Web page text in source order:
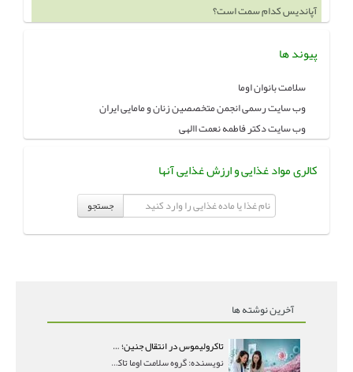
خوردن چه چيزهايي باعث بزرگ شدن سينه ميشود
پیوند ها
سلامت بانوان اوما
وب سایت رسمی انجمن متخصصین زنان و مامایی ایران
وب سایت دکتر فاطمه نعمت االهی
کالری مواد غذایی و ارزش غذایی آنها
جستجو
آخرین نوشته ها
تاکرولیموس در انتقال جنین؛ آیا شانس لانه‌گزینی را افزایش می‌دهد؟
نویسنده: گروه سلامت اوما تاکرولیموس در انتقال جنین